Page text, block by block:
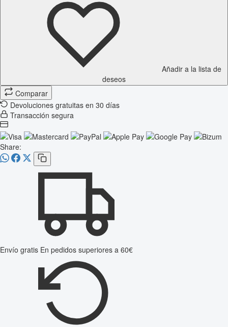
Añadir a la lista de
deseos
Comparar
Devoluciones gratuitas en 30 días
Transacción segura
Share:
Envío gratis En pedidos superiores a 60€